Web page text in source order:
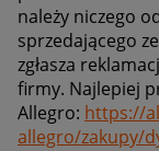
należy niczego
sprzedającego
zgłasza
firmy. Najlepiej
Allegro: https://
allegro/zakupy/